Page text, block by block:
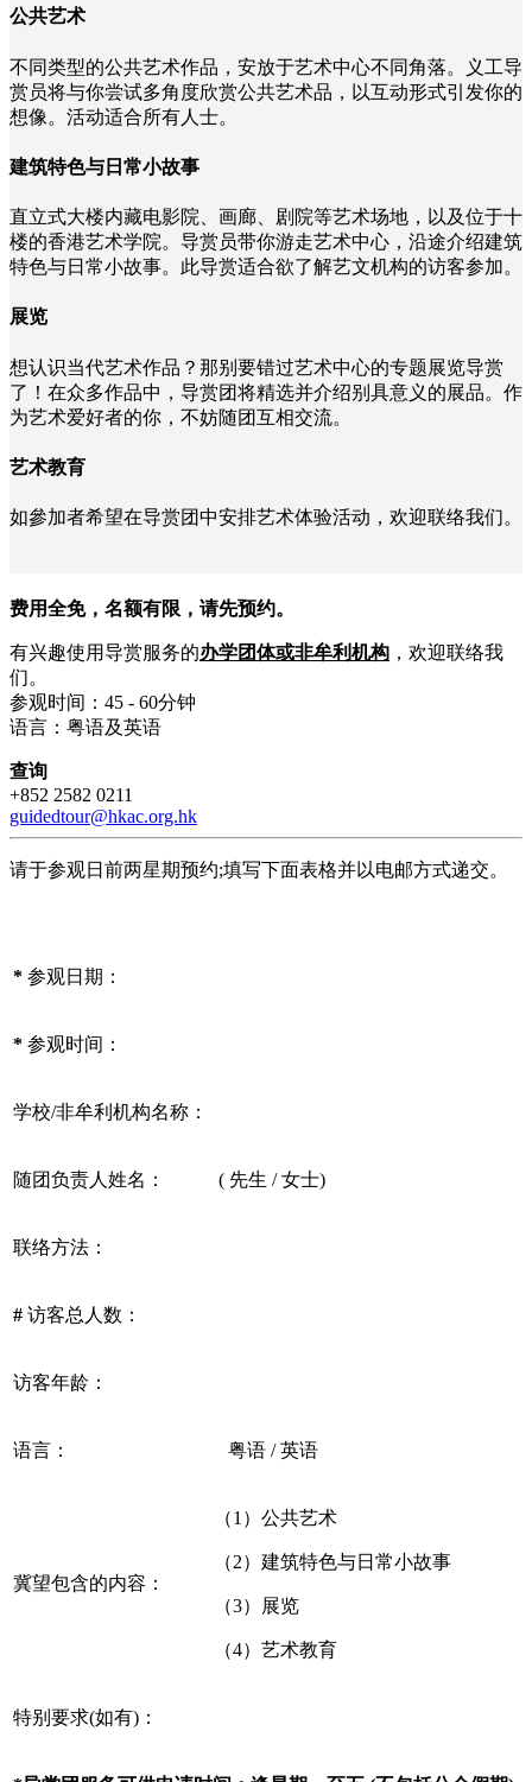
公共艺术
不同类型的公共艺术作品，安放于艺术中心不同角落。义工导
赏员将与你尝试多角度欣赏公共艺术品，以互动形式引发你的
想像。活动适合所有人士。
建筑特色与日常小故事
直立式大楼内藏电影院、画廊、剧院等艺术场地，以及位于十
楼的香港艺术学院。导赏员带你游走艺术中心，沿途介绍建筑
特色与日常小故事。此导赏适合欲了解艺文机构的访客参加。
展览
想认识当代艺术作品？那别要错过艺术中心的专题展览导赏
了！在众多作品中，导赏团将精选并介绍别具意义的展品。作
为艺术爱好者的你，不妨随团互相交流。
艺术教育
如參加者希望在导赏团中安排艺术体验活动，欢迎联络我们。
费用全免，名额有限，请先预约。
有兴趣使用导赏服务的办学团体或非牟利机构 ，欢迎联络我
们。
参观时间：45 - 60分钟
语言：粤语及英语
查询
+852 2582 0211
guidedtour@hkac.org.hk
请于参观日前两星期预约;填写下面表格并以电邮方式递交。
* 参观日期：
* 参观时间：
学校/非牟利机构名称：
随团负责人姓名： ( 先生 / 女士)
联络方法：
# 访客总人数：
访客年龄：
语言： 粤语 / 英语
冀望包含的内容：
（1）公共艺术
（2）建筑特色与日常小故事
（3）展览
（4）艺术教育
特别要求(如有)：